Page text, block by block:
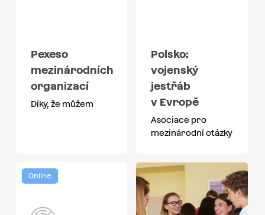
Pexeso
mezinárodních
organizací
Díky, že můžem
Polsko:
vojenský
jestřáb
v Evropě
Asociace pro
mezinárodní otázky
Online